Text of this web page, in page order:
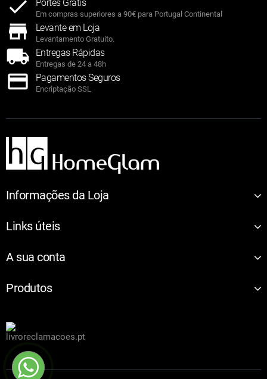
Portes Grátis
Em compras superiores a 90€ para Portugal Continental
Levante em Loja
Levantamento Gratuito.
Entregas Rápidas
Entregas de 24 a 48h
Pagamentos Seguros
Encriptação SSL
Informações da Loja
Links úteis
A sua conta
Produtos